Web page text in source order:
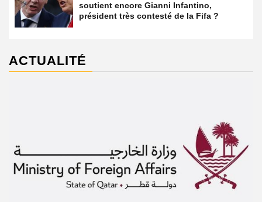
soutient encore Gianni Infantino,
président très contesté de la Fifa ?
ACTUALITÉ